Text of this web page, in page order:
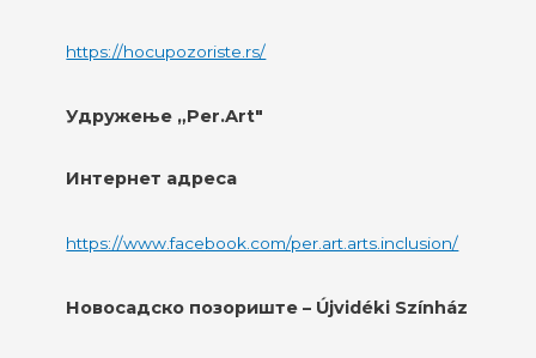
https://hocupozoriste.rs/
Удружење „Per.Art"
Интернет адреса
https://www.facebook.com/per.art.arts.inclusion/
Новосадско позориште – Újvidéki Színház